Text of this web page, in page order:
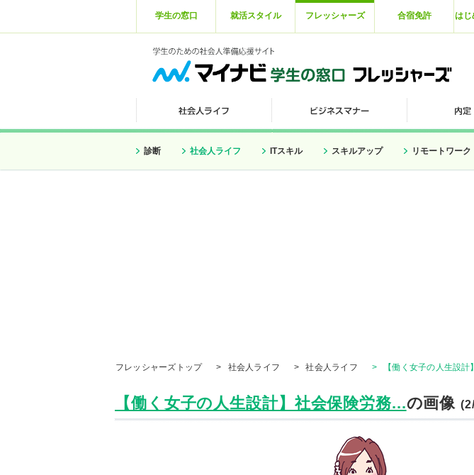
学生の窓口 就活スタイル フレッシャーズ 合宿免許 はじ
診断 社会人ライフ ITスキル スキルアップ リモートワーク
フレッシャーズトップ > 社会人ライフ > 社会人ライフ > 【働く女子の人生設
【働く女子の人生設計】社会保険労務...の画像